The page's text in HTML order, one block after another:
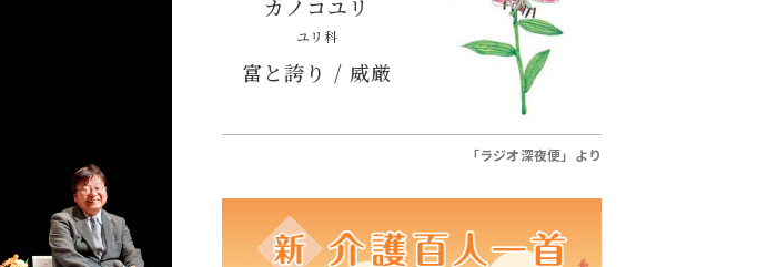
カノコユリ
ユリ科
富と誇り / 威厳
「ラジオ深夜便」より